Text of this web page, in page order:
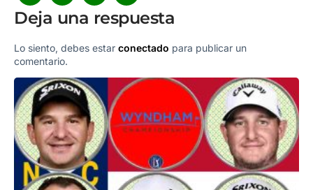
Deja una respuesta
Lo siento, debes estar conectado para publicar un
comentario.